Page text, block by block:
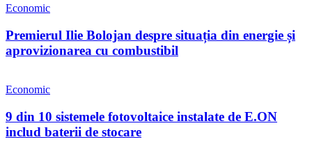
Economic
Premierul Ilie Bolojan despre situația din energie și
aprovizionarea cu combustibil
Economic
9 din 10 sistemele fotovoltaice instalate de E.ON
includ baterii de stocare